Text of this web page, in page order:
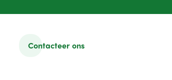
Contacteer ons